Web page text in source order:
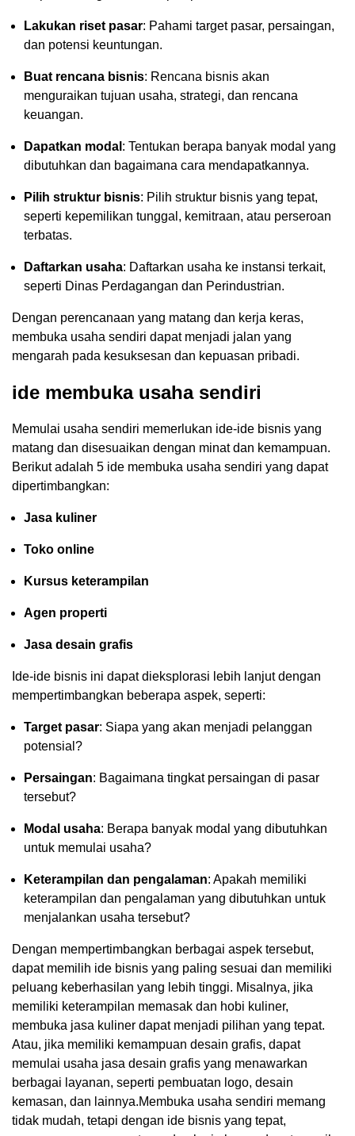
Lakukan riset pasar: Pahami target pasar, persaingan,
dan potensi keuntungan.
Buat rencana bisnis: Rencana bisnis akan
menguraikan tujuan usaha, strategi, dan rencana
keuangan.
Dapatkan modal : Tentukan berapa banyak modal yang
dibutuhkan dan bagaimana cara mendapatkannya.
Pilih struktur bisnis: Pilih struktur bisnis yang tepat,
seperti kepemilikan tunggal, kemitraan, atau perseroan
terbatas.
Daftarkan usaha: Daftarkan usaha ke instansi terkait,
seperti Dinas Perdagangan dan Perindustrian.
Dengan perencanaan yang matang dan kerja keras,
membuka usaha sendiri dapat menjadi jalan yang
mengarah pada kesuksesan dan kepuasan pribadi.
ide membuka usaha sendiri
Memulai usaha sendiri memerlukan ide-ide bisnis yang
matang dan disesuaikan dengan minat dan kemampuan.
Berikut adalah 5 ide membuka usaha sendiri yang dapat
dipertimbangkan:
Jasa kuliner
Toko online
Kursus keterampilan
Agen properti
Jasa desain grafis
Ide-ide bisnis ini dapat dieksplorasi lebih lanjut dengan
mempertimbangkan beberapa aspek, seperti:
Target pasar: Siapa yang akan menjadi pelanggan
potensial?
Persaingan: Bagaimana tingkat persaingan di pasar
tersebut?
Modal usaha: Berapa banyak modal yang dibutuhkan
untuk memulai usaha?
Keterampilan dan pengalaman: Apakah memiliki
keterampilan dan pengalaman yang dibutuhkan untuk
menjalankan usaha tersebut?
Dengan mempertimbangkan berbagai aspek tersebut,
dapat memilih ide bisnis yang paling sesuai dan memiliki
peluang keberhasilan yang lebih tinggi. Misalnya, jika
memiliki keterampilan memasak dan hobi kuliner,
membuka jasa kuliner dapat menjadi pilihan yang tepat.
Atau, jika memiliki kemampuan desain grafis, dapat
memulai usaha jasa desain grafis yang menawarkan
berbagai layanan, seperti pembuatan logo, desain
kemasan, dan lainnya.Membuka usaha sendiri memang
tidak mudah, tetapi dengan ide bisnis yang tepat,